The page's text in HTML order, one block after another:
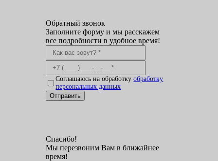
Обратный звонок
Заполните форму и мы расскажем
все подробности в удобное время!
Соглашаюсь на обработкуобработку
персональных данных
Отправить
Спасибо!
Мы перезвоним Вам в ближайнее
время!